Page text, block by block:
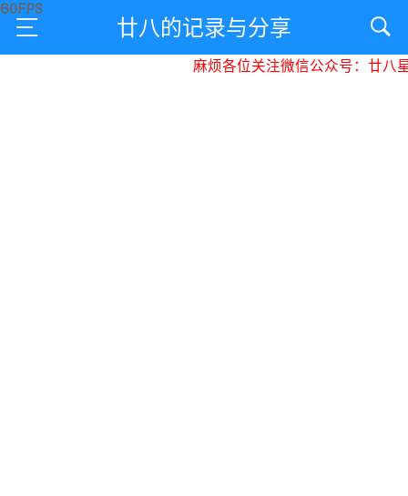
廿八的记录与分享
麻烦各位关注微信公众号：廿八星